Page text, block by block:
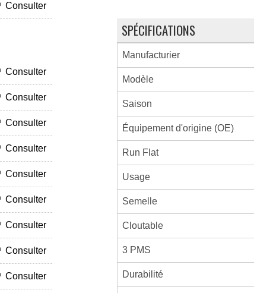
Consulter
Consulter
Consulter
Consulter
Consulter
Consulter
Consulter
Consulter
Consulter
Consulter
SPÉCIFICATIONS
Manufacturier
Modèle
Saison
Équipement d'origine (OE)
Run Flat
Usage
Semelle
Cloutable
3 PMS
Durabilité